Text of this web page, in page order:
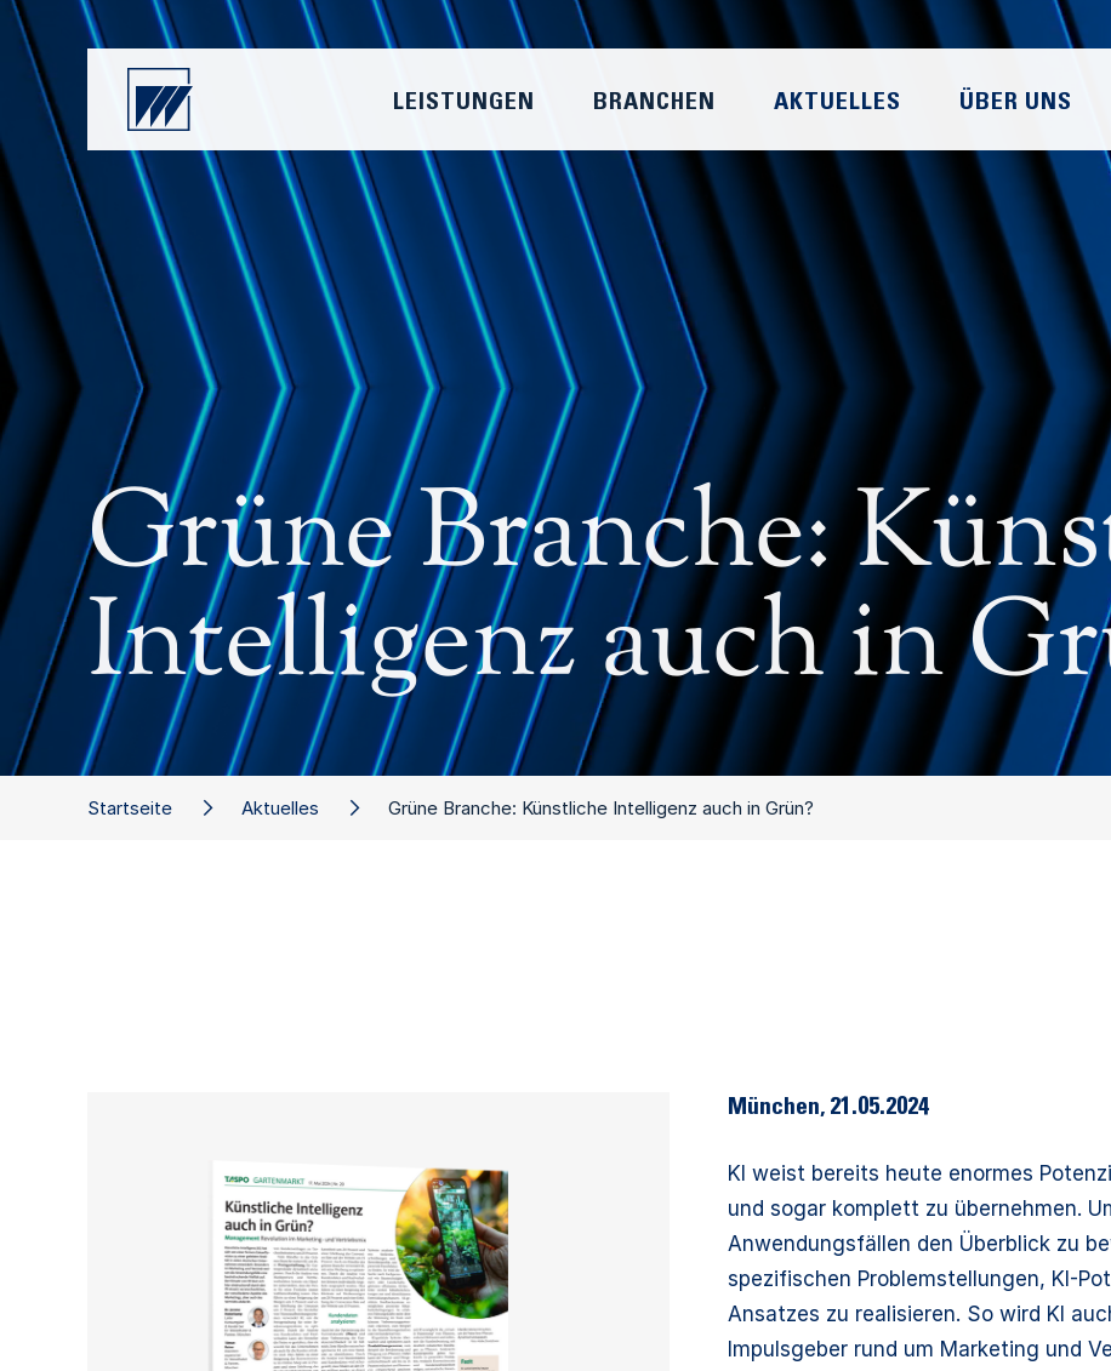
München, 21.05.2024
KI weist bereits heute enormes
und sogar komplett zu übernehmen.
Anwendungsfällen den Überblick zu
spezifischen Problemstellungen, KI-
Ansatzes zu realisieren. So wird KI
Impulsgeber rund um Marketing und
Startseite Aktuelles Grüne Branche: Künstliche Intelligenz auch in Grün?
Grüne Branche:
Intelligenz auch in
LEISTUNGEN BRANCHEN AKTUELLES ÜBER UNS